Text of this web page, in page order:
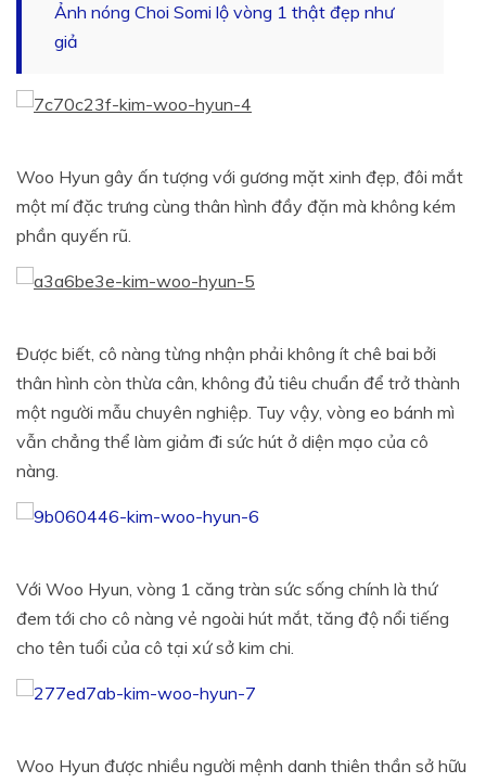
Ảnh nóng Choi Somi lộ vòng 1 thật đẹp như
giả
Woo Hyun gây ấn tượng với gương mặt xinh đẹp, đôi mắt
một mí đặc trưng cùng thân hình đầy đặn mà không kém
phần quyến rũ.
Được biết, cô nàng từng nhận phải không ít chê bai bởi
thân hình còn thừa cân, không đủ tiêu chuẩn để trở thành
một người mẫu chuyên nghiệp. Tuy vậy, vòng eo bánh mì
vẫn chẳng thể làm giảm đi sức hút ở diện mạo của cô
nàng.
Với Woo Hyun, vòng 1 căng tràn sức sống chính là thứ
đem tới cho cô nàng vẻ ngoài hút mắt, tăng độ nổi tiếng
cho tên tuổi của cô tại xứ sở kim chi.
Woo Hyun được nhiều người mệnh danh thiên thần sở hữu